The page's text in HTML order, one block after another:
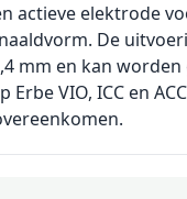
actieve elektrode
De
mm en kan
VIO, ICC en